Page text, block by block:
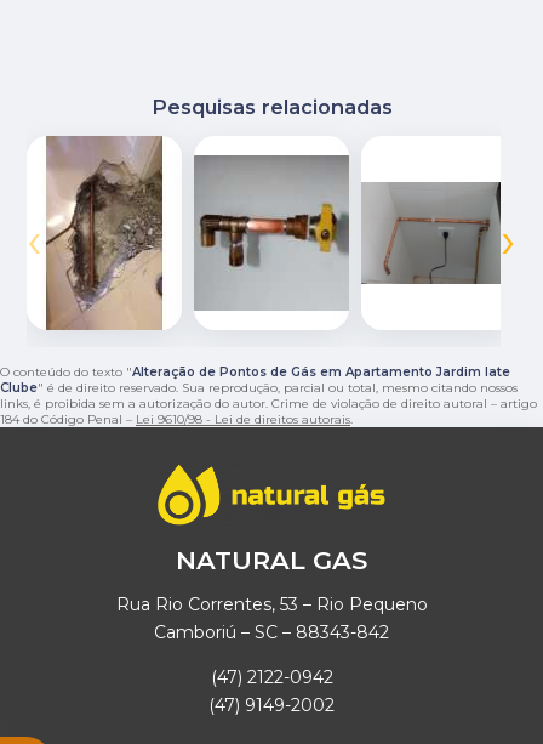
Pesquisas relacionadas
‹ ›
O conteúdo do texto "Alteração de Pontos de Gás em Apartamento Jardim Iate
Clube" é de direito reservado. Sua reprodução, parcial ou total, mesmo citando nossos
links, é proibida sem a autorização do autor. Crime de violação de direito autoral – artigo
184 do Código Penal – Lei 9610/98 - Lei de direitos autorais.
NATURAL GAS
Rua Rio Correntes, 53 – Rio Pequeno
Camboriú – SC – 88343-842
(47) 2122-0942
(47) 9149-2002